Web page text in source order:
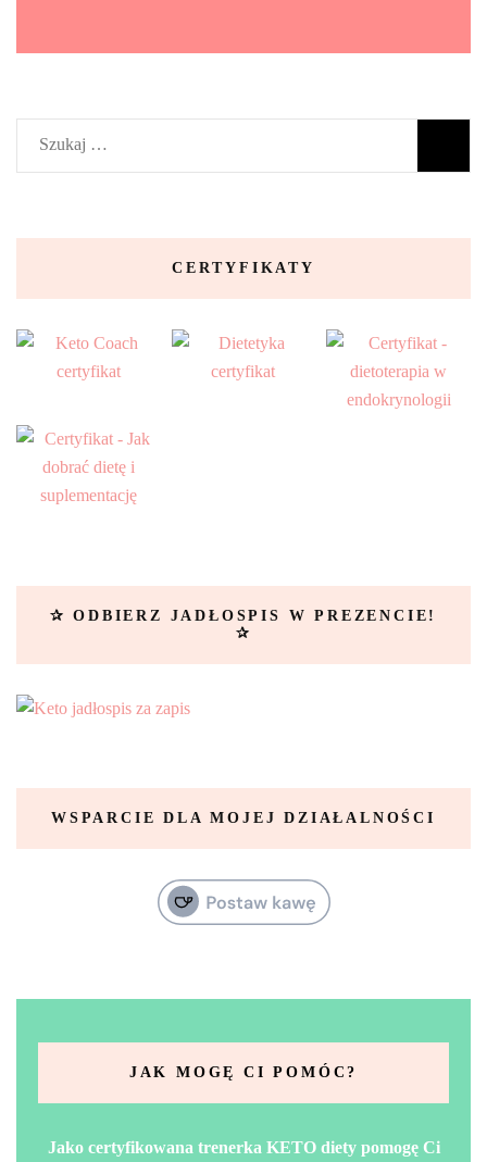
Szukaj:
CERTYFIKATY
✰ ODBIERZ JADŁOSPIS W PREZENCIE!
✰
WSPARCIE DLA MOJEJ DZIAŁALNOŚCI
JAK MOGĘ CI POMÓC?
Jako certyfikowana trenerka KETO diety pomogę Ci